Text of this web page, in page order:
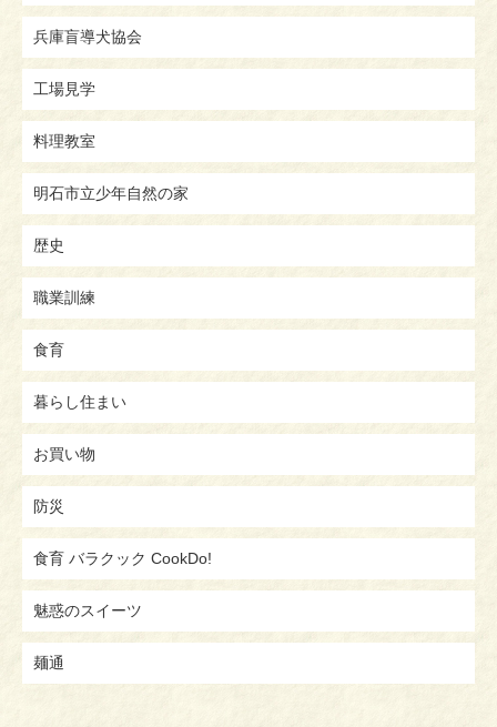
兵庫盲導犬協会
工場見学
料理教室
明石市立少年自然の家
歴史
職業訓練
食育
暮らし住まい
お買い物
防災
食育 バラクック CookDo!
魅惑のスイーツ
麺通